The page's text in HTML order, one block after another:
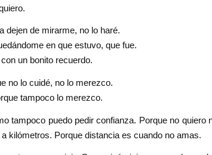
dejen de mirarme, no lo haré.
en que estuvo, que fue.
un bonito recuerdo.
no lo cuidé, no lo merezco.
tampoco lo merezco.
tampoco puedo pedir confianza. Porque no quiero
kilómetros. Porque distancia es cuando no amas.